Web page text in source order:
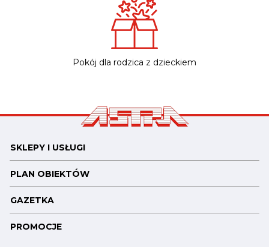
Pokój dla rodzica z dzieckiem
SKLEPY I USŁUGI
PLAN OBIEKTÓW
GAZETKA
PROMOCJE